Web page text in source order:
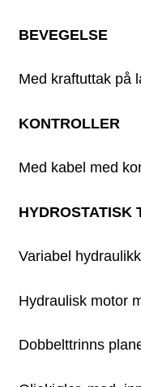
BEVEGELSE
Med kraftuttak på
KONTROLLER
Med kabel med
HYDROSTATISK
Variabel
Hydraulisk motor
Dobbelttrinns